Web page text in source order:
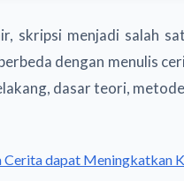
skripsi menjadi salah
dengan menulis
dasar teori,
dapat Meningkatkan